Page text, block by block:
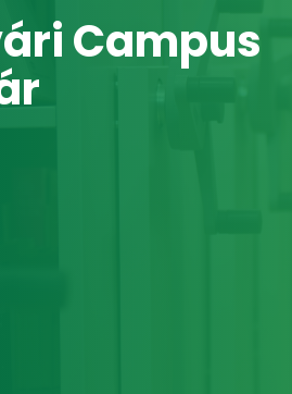
Campus